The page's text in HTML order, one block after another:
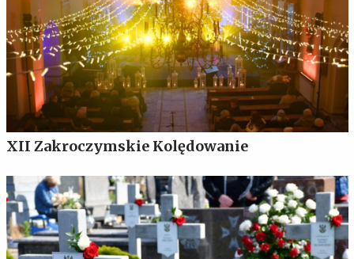
XII Zakroczymskie Kolędowanie